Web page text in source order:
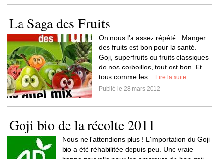
La Saga des Fruits
On nous l'a assez répété : Manger
des fruits est bon pour la santé.
Goji, superfruits ou fruits classiques
de nos corbeilles, tout est bon. Et
tous comme les...
Lire la suite
Publié le 28 mars 2012
Goji bio de la récolte 2011
Nous ne l'attendions plus ! L'importation du Goji
bio a été réhabilitée depuis peu. Une vraie